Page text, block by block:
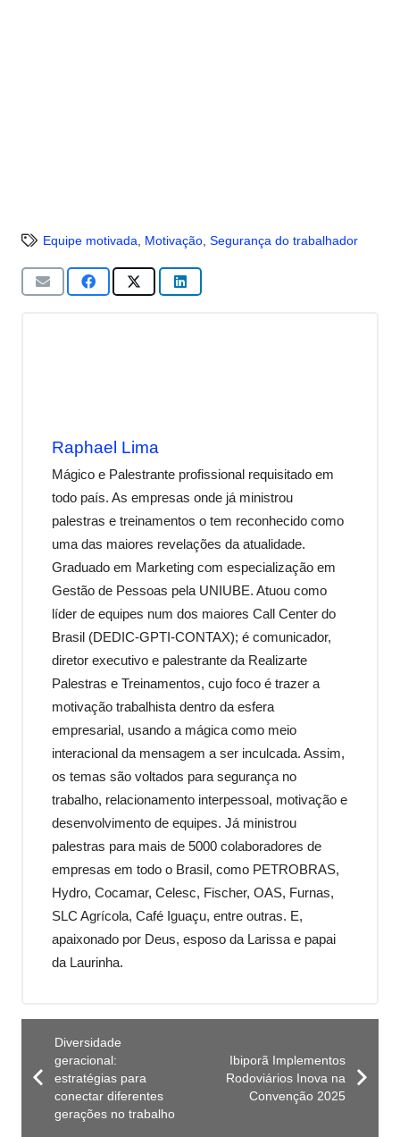
Equipe motivada Motivação, Segurança do trabalhador
Raphael Lima
Mágico e Palestrante profissional requisitado em
todo país. As empresas onde já ministrou
palestras e treinamentos o tem reconhecido como
uma das maiores revelações da atualidade.
Graduado em Marketing com especialização em
Gestão de Pessoas pela UNIUBE. Atuou como
líder de equipes num dos maiores Call Center do
Brasil (DEDIC-GPTI-CONTAX); é comunicador,
diretor executivo e palestrante da Realizarte
Palestras e Treinamentos, cujo foco é trazer a
motivação trabalhista dentro da esfera
empresarial, usando a mágica como meio
interacional da mensagem a ser inculcada. Assim,
os temas são voltados para segurança no
trabalho, relacionamento interpessoal, motivação e
desenvolvimento de equipes. Já ministrou
palestras para mais de 5000 colaboradores de
empresas em todo o Brasil, como PETROBRAS,
Hydro, Cocamar, Celesc, Fischer, OAS, Furnas,
SLC Agrícola, Café Iguaçu, entre outras. E,
apaixonado por Deus, esposo da Larissa e papai
da Laurinha.
Diversidade
geracional:
estratégias para
conectar diferentes
gerações no trabalho
Ibiporã Implementos
Rodoviários Inova na
Convenção 2025